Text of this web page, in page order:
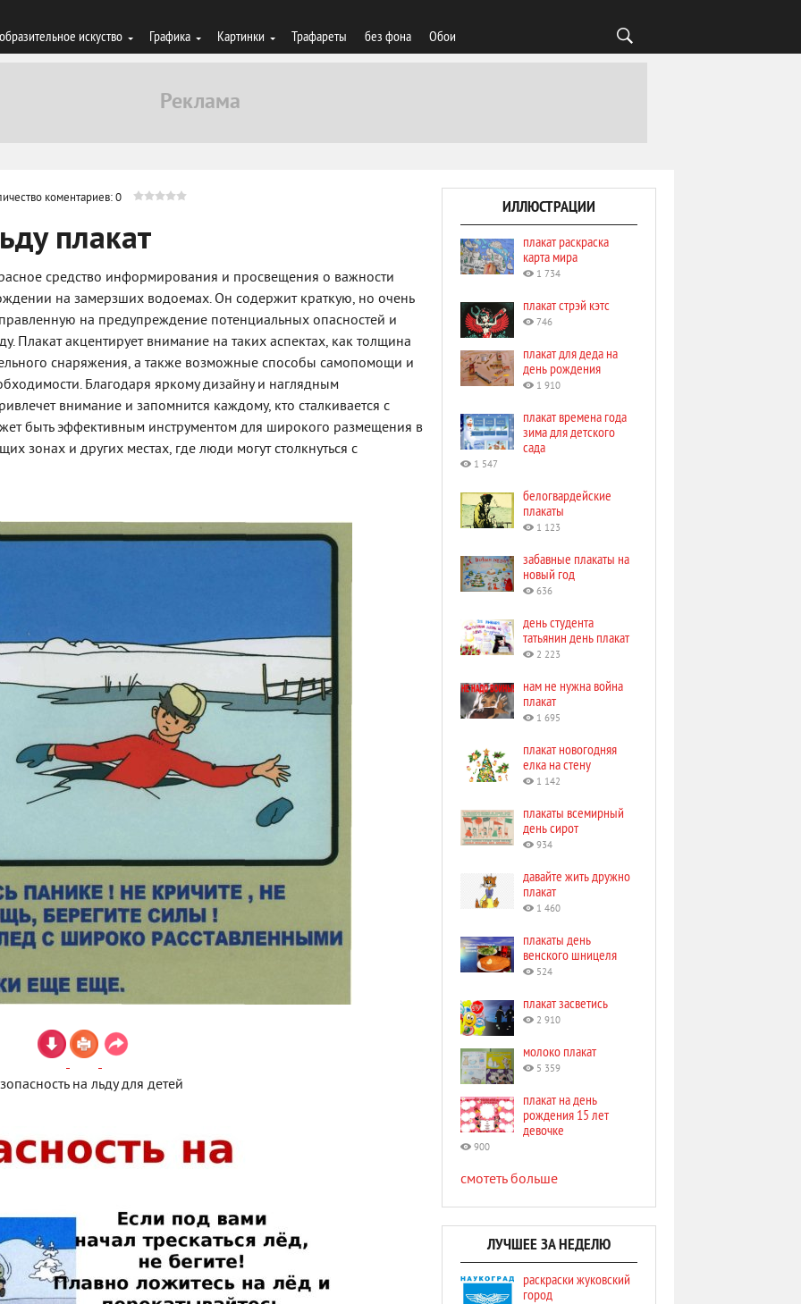
искуство Графика Картинки Трафареты без фона Обои
коментариев: 0
плакат
средство информирования и просвещения о важности
на замерзших водоемах. Он содержит краткую, но очень
на предупреждение потенциальных опасностей и
Плакат акцентирует внимание на таких аспектах, как толщина
снаряжения, а также возможные способы самопомощи и
Благодаря яркому дизайну и наглядным
внимание и запомнится каждому, кто сталкивается с
быть эффективным инструментом для широкого размещения в
зонах и других местах, где люди могут столкнуться с
на льду для детей
ИЛЛЮСТРАЦИИ
плакат раскраска
карта мира
1 734
плакат стрэй кэтс
746
плакат для деда на
день рождения
1 910
плакат времена года
зима для детского
сада
1 547
белогвардейские
плакаты
1 123
забавные плакаты на
новый год
636
день студента
татьянин день плакат
2 223
нам не нужна война
плакат
1 695
плакат новогодняя
елка на стену
1 142
плакаты всемирный
день сирот
934
давайте жить дружно
плакат
1 460
плакаты день
венского шницеля
524
плакат засветись
2 910
молоко плакат
5 359
плакат на день
рождения 15 лет
девочке
900
смотеть больше
ЛУЧШЕЕ ЗА НЕДЕЛЮ
раскраски жуковский
город